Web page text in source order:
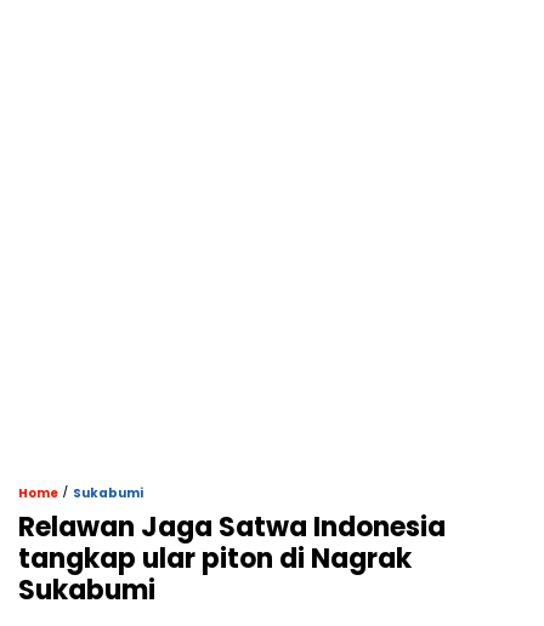
Home / Sukabumi
Relawan Jaga Satwa Indonesia
tangkap ular piton di Nagrak
Sukabumi